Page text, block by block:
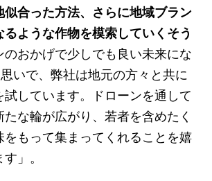
似合った方法、さらに地域ブラン
るような作物を模索していくそう
のおかげで少しでも良い未来にな
いで、弊社は地元の方々と共に
試しています。ドローンを通して
な輪が広がり、若者を含めたく
をもって集まってくれることを嬉
」。